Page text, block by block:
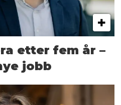
etter fem år –
jobb